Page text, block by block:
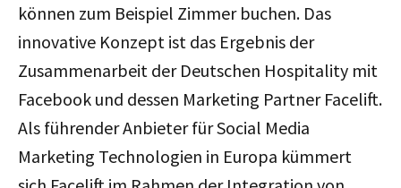
können zum Beispiel Zimmer buchen. Das
innovative Konzept ist das Ergebnis der
Zusammenarbeit der Deutschen Hospitality mit
Facebook und dessen Marketing Partner Facelift.
Als führender Anbieter für Social Media
Marketing Technologien in Europa kümmert